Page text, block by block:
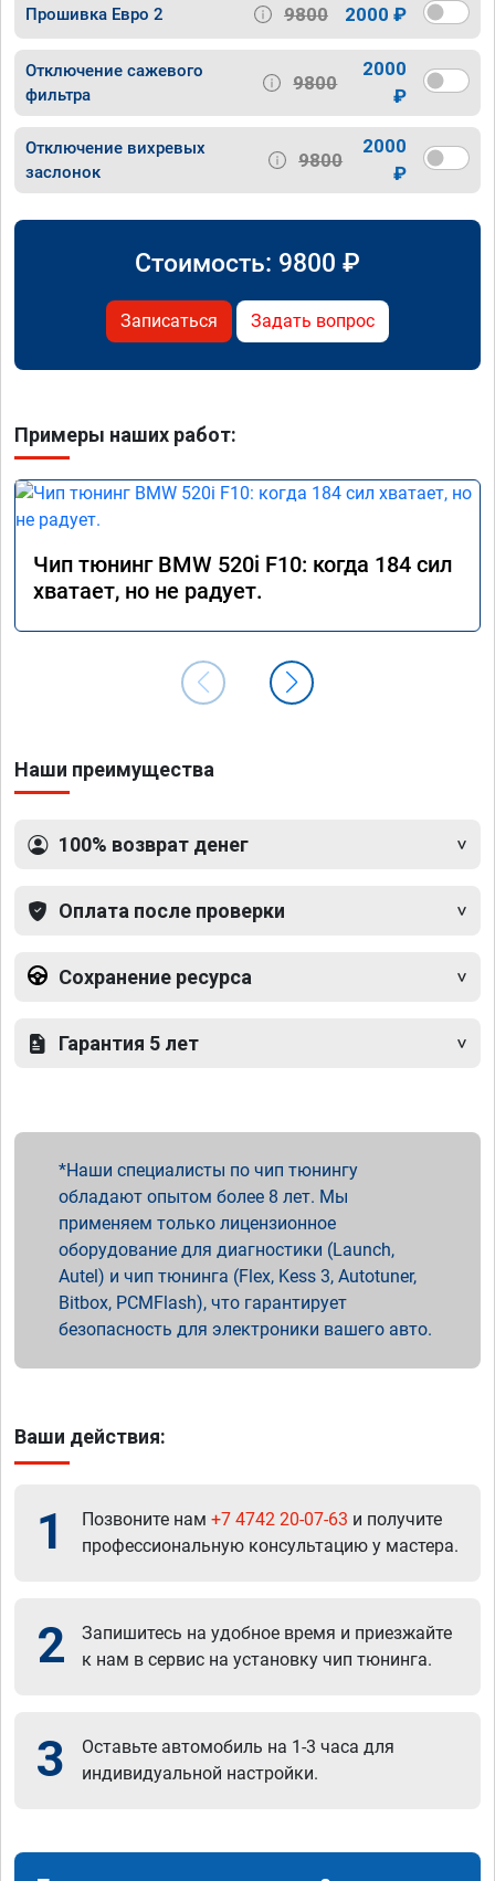
Прошивка Евро 2 9800 2000 ₽
Отключение сажевого
фильтра
9800
2000
₽
Отключение вихревых
заслонок
9800
2000
₽
Стоимость: 9800 ₽
Записаться Задать вопрос
Примеры наших работ:
Чип тюнинг BMW 520i F10: когда 184 сил
хватает, но не радует.
Наши преимущества
100% возврат денег
Оплата после проверки
Сохранение ресурса
Гарантия 5 лет
Наши специалисты по чип тюнингу
обладают опытом более 8 лет. Мы
применяем только лицензионное
оборудование для диагностики (Launch,
Autel) и чип тюнинга (Flex, Kess 3, Autotuner,
Bitbox, PCMFlash), что гарантирует
безопасность для электроники вашего авто.
Ваши действия:
1 Позвоните нам +7 4742 20-07-63 и получите
профессиональную консультацию у мастера.
2
Запишитесь на удобное время и приезжайте
к нам в сервис на установку чип тюнинга.
3
Оставьте автомобиль на 1-3 часа для
индивидуальной настройки.